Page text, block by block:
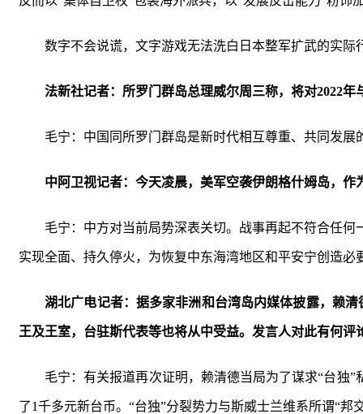
数字不会说谎，文字游戏无法洗白日本整军扩武的实
法新社记者：所罗门群岛总理威尔周三称，将对2022
毛宁：中国同所罗门群岛是新时代相互尊重、共同发
中阿卫视记者：今天凌晨，美军空袭伊朗格什姆岛，
毛宁：中方对当前局势深表关切。战事再起不符合任
实现全面、持久停火，为恢复中东海湾地区和平安宁创造必
湖北广电记者：据多家非洲和台湾岛内媒体披露，赖
王及王室，台驻斯代表等也将从中受益。发言人对此有何评
毛宁：有关报道再次证明，赖清德当局为了谋求“台独
了1千多元新台币。“台独”分裂势力与斯威士兰维系所谓“